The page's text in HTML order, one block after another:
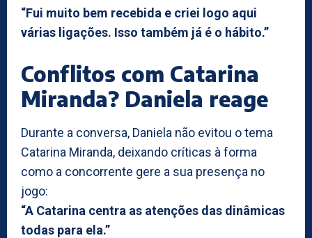
“Fui muito bem recebida e criei logo aqui
várias ligações. Isso também já é o hábito.”
Conflitos com Catarina
Miranda? Daniela reage
Durante a conversa, Daniela não evitou o tema
Catarina Miranda, deixando críticas à forma
como a concorrente gere a sua presença no
jogo:
“A Catarina centra as atenções das dinâmicas
todas para ela.”